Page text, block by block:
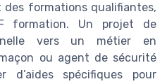
formations qualifiantes,
formation. Un projet de
vers un métier en
ou agent de sécurité
d’aides spécifiques pour